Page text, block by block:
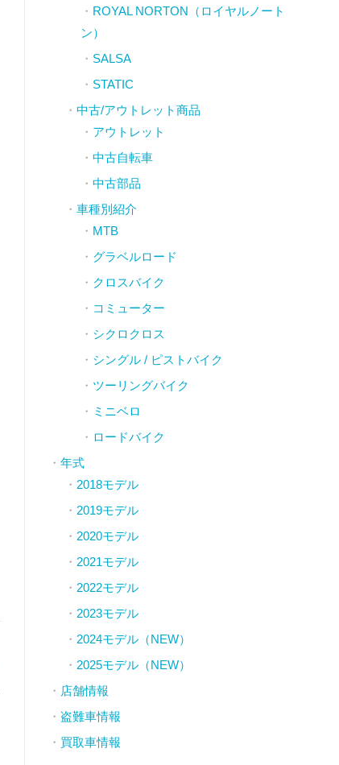
ROYAL NORTON（ロイヤルノート
ン）
SALSA
STATIC
中古/アウトレット商品
アウトレット
中古自転車
中古部品
車種別紹介
MTB
グラベルロード
クロスバイク
コミューター
シクロクロス
シングル / ピストバイク
ツーリングバイク
ミニベロ
ロードバイク
年式
2018モデル
2019モデル
2020モデル
2021モデル
2022モデル
2023モデル
2024モデル（NEW）
2025モデル（NEW）
店舗情報
盗難車情報
買取車情報